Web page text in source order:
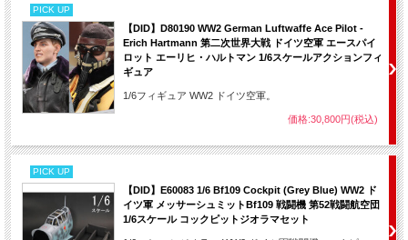
PICK UP
【DID】D80190 WW2 German Luftwaffe Ace Pilot -
Erich Hartmann 第二次世界大戦 ドイツ空軍 エースパイ
ロット エーリヒ・ハルトマン 1/6スケールアクションフィ
ギュア
1/6フィギュア WW2 ドイツ空軍。
価格:30,800円(税込)
PICK UP
【DID】E60083 1/6 Bf109 Cockpit (Grey Blue) WW2 ド
イツ軍 メッサーシュミットBf109 戦闘機 第52戦闘航空団
1/6スケール コックピットジオラマセット